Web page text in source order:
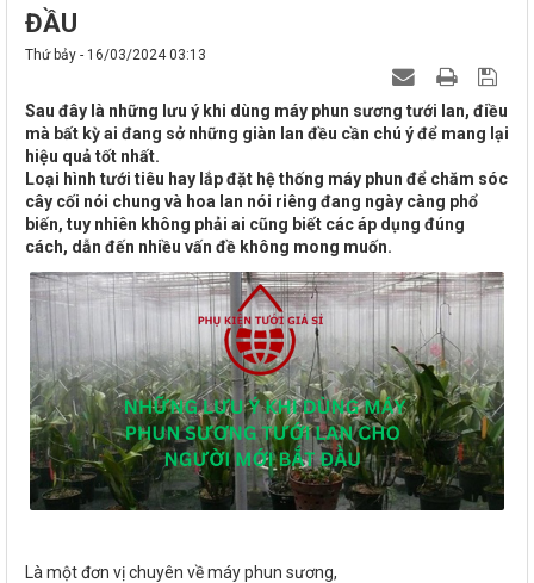
ĐẦU
Thứ bảy - 16/03/2024 03:13
Sau đây là những lưu ý khi dùng máy phun sương tưới lan, điều
mà bất kỳ ai đang sở những giàn lan đều cần chú ý để mang lại
hiệu quả tốt nhất.
Loại hình tưới tiêu hay lắp đặt hệ thống máy phun để chăm sóc
cây cối nói chung và hoa lan nói riêng đang ngày càng phổ
biến, tuy nhiên không phải ai cũng biết các áp dụng đúng
cách, dẫn đến nhiều vấn đề không mong muốn.
Là một đơn vị chuyên về máy phun sương,